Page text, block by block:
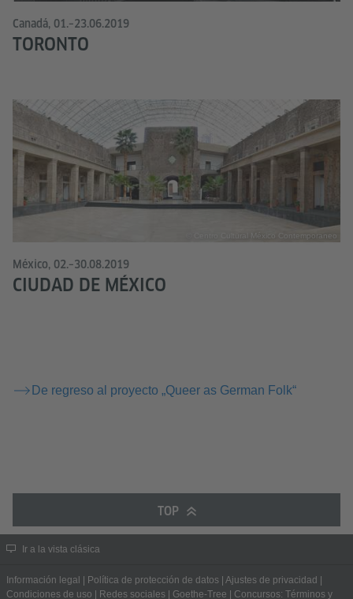
Canadá, 01.–23.06.2019
TORONTO
© Centro Cultural México Contemporaneo
México, 02.–30.08.2019
CIUDAD DE MÉXICO
De regreso al proyecto „Queer as German Folk“
TOP
Ir a la vista clásica
Información legal Política de protección de datos Ajustes de privacidad
Condiciones de uso
Redes sociales Goethe-Tree
Concursos: Términos y